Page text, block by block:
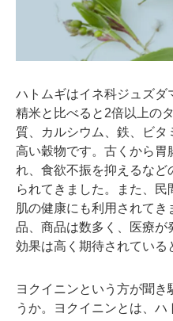
ハトムギはイネ科ジュズダ
精米と比べると2倍以上の
質、カルシウム、鉄、ビ
高い穀物です。古くから胃
れ、食欲不振を抑えるな
られてきました。また、
肌の健康にも利用されて
品、商品は数多く、医療
効果は高く期待されている
ヨクイニンという方が聞き
うか。ヨクイニンとは、